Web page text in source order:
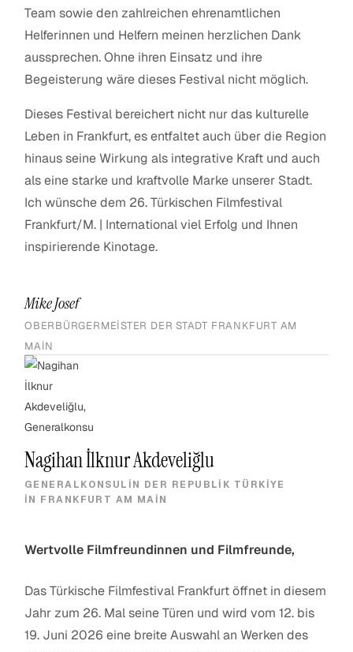
Team sowie den zahlreichen ehrenamtlichen
Helferinnen und Helfern meinen herzlichen Dank
aussprechen. Ohne ihren Einsatz und ihre
Begeisterung wäre dieses Festival nicht möglich.
Dieses Festival bereichert nicht nur das kulturelle
Leben in Frankfurt, es entfaltet auch über die Region
hinaus seine Wirkung als integrative Kraft und auch
als eine starke und kraftvolle Marke unserer Stadt.
Ich wünsche dem 26. Türkischen Filmfestival
Frankfurt/M. | International viel Erfolg und Ihnen
inspirierende Kinotage.
Mike Josef
OBERBÜRGERMEISTER DER STADT FRANKFURT AM
MAIN
Nagihan İlknur Akdeveliğlu
GENERALKONSULIN DER REPUBLIK TÜRKIYE
IN FRANKFURT AM MAIN
Wertvolle Filmfreundinnen und Filmfreunde,
Das Türkische Filmfestival Frankfurt öffnet in diesem
Jahr zum 26. Mal seine Türen und wird vom 12. bis
19. Juni 2026 eine breite Auswahl an Werken des